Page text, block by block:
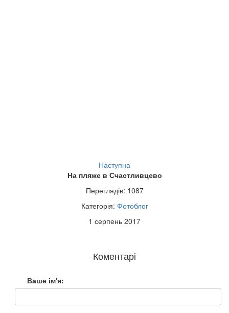
Наступна
На пляже в Счастливцево
Переглядів: 1087
Категорія: Фотоблог
1 серпень 2017
Коментарі
Ваше ім'я: